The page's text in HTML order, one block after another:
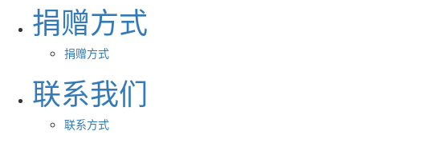
捐赠方式
捐赠方式
联系我们
联系方式